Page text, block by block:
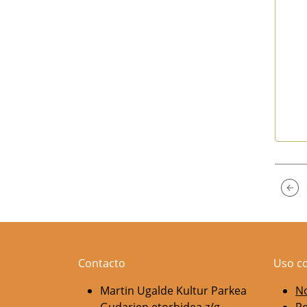
Contacto
Martin Ugalde Kultur Parkea
Uso